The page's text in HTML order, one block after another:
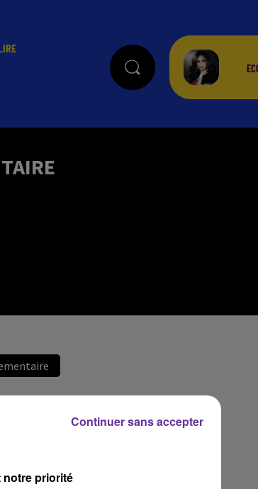
notre priorité
Continuer sans accepter